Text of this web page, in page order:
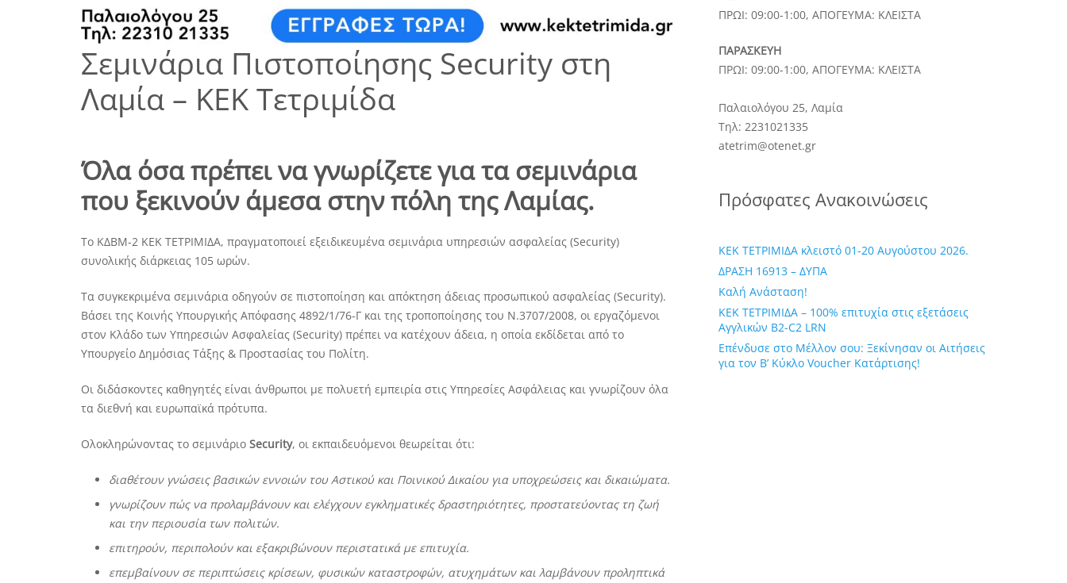
Σεμινάρια Πιστοποίησης Security στη
Λαμία – ΚΕΚ Τετριμίδα
Όλα όσα πρέπει να γνωρίζετε για τα σεμινάρια
που ξεκινούν άμεσα στην πόλη της Λαμίας.
Το ΚΔΒΜ-2 ΚΕΚ ΤΕΤΡΙΜΙΔΑ, πραγματοποιεί εξειδικευμένα σεμινάρια υπηρεσιών ασφαλείας (Security)
συνολικής διάρκειας 105 ωρών.
Τα συγκεκριμένα σεμινάρια οδηγούν σε πιστοποίηση και απόκτηση άδειας προσωπικού ασφαλείας (Security).
Βάσει της Κοινής Υπουργικής Απόφασης 4892/1/76-Γ και της τροποποίησης του Ν.3707/2008, οι εργαζόμενοι
στον Κλάδο των Υπηρεσιών Ασφαλείας (Security) πρέπει να κατέχουν άδεια, η οποία εκδίδεται από το
Υπουργείο Δημόσιας Τάξης & Προστασίας του Πολίτη.
Οι διδάσκοντες καθηγητές είναι άνθρωποι με πολυετή εμπειρία στις Υπηρεσίες Ασφάλειας και γνωρίζουν όλα
τα διεθνή και ευρωπαϊκά πρότυπα.
Ολοκληρώνοντας το σεμινάριο Security, οι εκπαιδευόμενοι θεωρείται ότι:
διαθέτουν γνώσεις βασικών εννοιών του Αστικού και Ποινικού Δικαίου για υποχρεώσεις και δικαιώματα.
γνωρίζουν πώς να προλαμβάνουν και ελέγχουν εγκληματικές δραστηριότητες, προστατεύοντας τη ζωή
και την περιουσία των πολιτών.
επιτηρούν, περιπολούν και εξακριβώνουν περιστατικά με επιτυχία.
επεμβαίνουν σε περιπτώσεις κρίσεων, φυσικών καταστροφών, ατυχημάτων και λαμβάνουν προληπτικά
ΠΡΩΙ: 09:00-1:00, ΑΠΟΓΕΥΜΑ: ΚΛΕΙΣΤΑ
ΠΑΡΑΣΚΕΥΗ
ΠΡΩΙ: 09:00-1:00, ΑΠΟΓΕΥΜΑ: ΚΛΕΙΣΤΑ
Παλαιολόγου 25, Λαμία
Τηλ: 2231021335
atetrim@otenet.gr
Πρόσφατες Ανακοινώσεις
ΚΕΚ ΤΕΤΡΙΜΙΔΑ κλειστό 01-20 Αυγούστου 2026.
ΔΡΑΣΗ 16913 – ΔΥΠΑ
Καλή Ανάσταση!
ΚΕΚ ΤΕΤΡΙΜΙΔΑ – 100% επιτυχία στις εξετάσεις
Αγγλικών B2-C2 LRN
Επένδυσε στο Μέλλον σου: Ξεκίνησαν οι Αιτήσεις
για τον Β’ Κύκλο Voucher Κατάρτισης!